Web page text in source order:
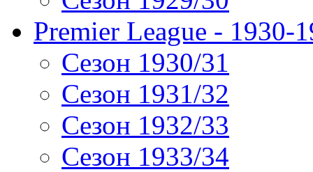
Premier League - 1930-
Сезон 1930/31
Сезон 1931/32
Сезон 1932/33
Сезон 1933/34